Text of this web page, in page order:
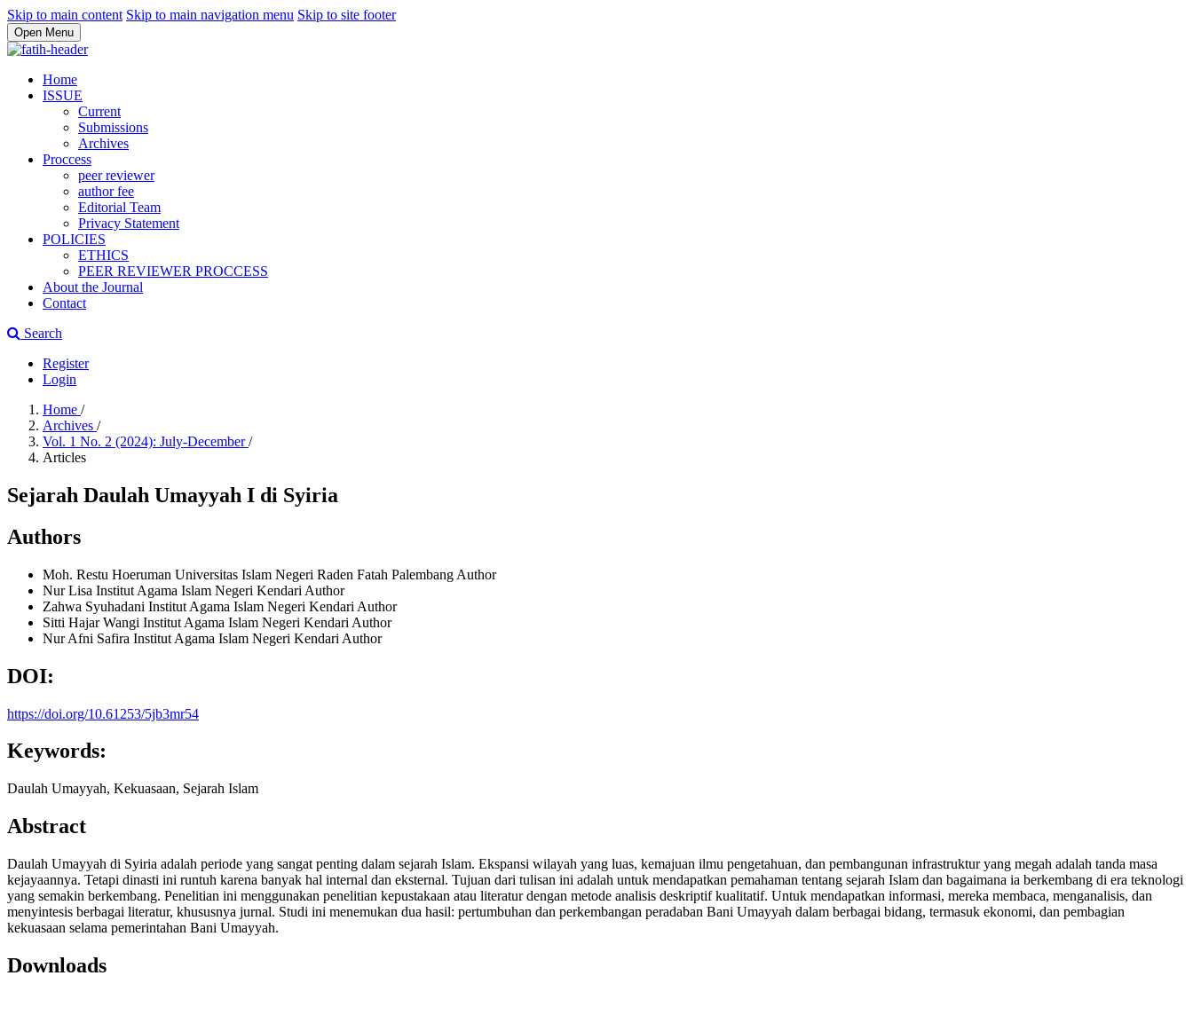
Skip to main content Skip to main navigation menu Skip to site footer
Open Menu
Home
ISSUE
Current
Submissions
Archives
Proccess
peer reviewer
author fee
Editorial Team
Privacy Statement
POLICIES
ETHICS
PEER REVIEWER PROCCESS
About the Journal
Contact
Search
Register
Login
Home /
Archives /
Vol. 1 No. 2 (2024): July-December/
Articles
Sejarah Daulah Umayyah I di Syiria
Authors
Moh. Restu Hoeruman Universitas Islam Negeri Raden Fatah Palembang Author
Nur Lisa Institut Agama Islam Negeri Kendari Author
Zahwa Syuhadani Institut Agama Islam Negeri Kendari Author
Sitti Hajar Wangi Institut Agama Islam Negeri Kendari Author
Nur Afni Safira Institut Agama Islam Negeri Kendari Author
DOI:
https://doi.org/10.61253/5jb3mr54
Keywords:
Daulah Umayyah, Kekuasaan, Sejarah Islam
Abstract
Daulah Umayyah di Syiria adalah periode yang sangat penting dalam sejarah Islam. Ekspansi wilayah yang luas, kemajuan ilmu pengetahuan, dan pembangunan infrastruktur yang megah adalah tanda masa
kejayaannya. Tetapi dinasti ini runtuh karena banyak hal internal dan eksternal. Tujuan dari tulisan ini adalah untuk mendapatkan pemahaman tentang sejarah Islam dan bagaimana ia berkembang di era teknologi
yang semakin berkembang. Penelitian ini menggunakan penelitian kepustakaan atau literatur dengan metode analisis deskriptif kualitatif. Untuk mendapatkan informasi, mereka membaca, menganalisis, dan
menyintesis berbagai literatur, khususnya jurnal. Studi ini menemukan dua hasil: pertumbuhan dan perkembangan peradaban Bani Umayyah dalam berbagai bidang, termasuk ekonomi, dan pembagian
kekuasaan selama pemerintahan Bani Umayyah.
Downloads